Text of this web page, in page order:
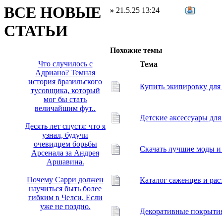
ВСЕ НОВЫЕ
СТАТЬИ
Что случилось с
Адриано? Темная
история бразильского
тусовщика, который
мог бы стать
величайшим фут..
Десять лет спустя: что я
узнал, будучи
очевидцем борьбы
Арсенала за Андрея
Аршавина.
Почему Сарри должен
научиться быть более
гибким в Челси. Если
уже не поздно.
» 21.5.25 13:24
Похожие темы
Тема
Купить экипировку
Детские аксессуары
Скачать лучшие моды
Каталог саженцев и
Декоративные